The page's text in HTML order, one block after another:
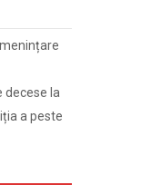
decese la
a peste